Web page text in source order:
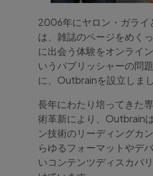
2006年にヤロン・ガライ
は、雑誌のページをめく
に出会う体験をオンライ
いうパブリッシャーの問
に、Outbrainを設立しまし
長年にわたり培ってきた
術革新により、Outbrain
ン技術のリーディングカ
らゆるフォーマットやデ
いコンテンツディスカバ